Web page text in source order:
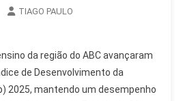
TIAGO PAULO
da região do ABC avançaram
de Desenvolvimento da
2025, mantendo um desempenho